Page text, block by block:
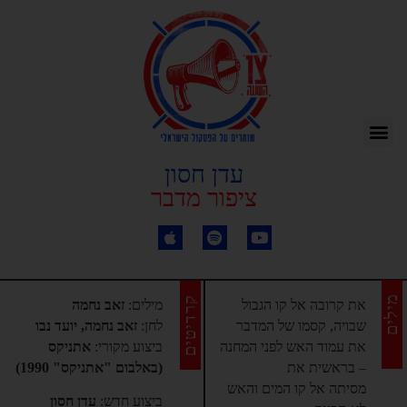
עדן חסון
ציפור מדבר
מילים קרדיטים
את קרובה אל קו הגבול
שבויה, קסמו של המדבר
את עמוד האש לפני המחנה
– בראשית את
מסיתה אל קו המים והאש
מילים: זאב נחמה
לחן: זאב נחמה, יועד נבו
ביצוע מקורי: אתניקס
(באלבום "אתניקס" 1990)
ביצוע חדש: עדן חסון